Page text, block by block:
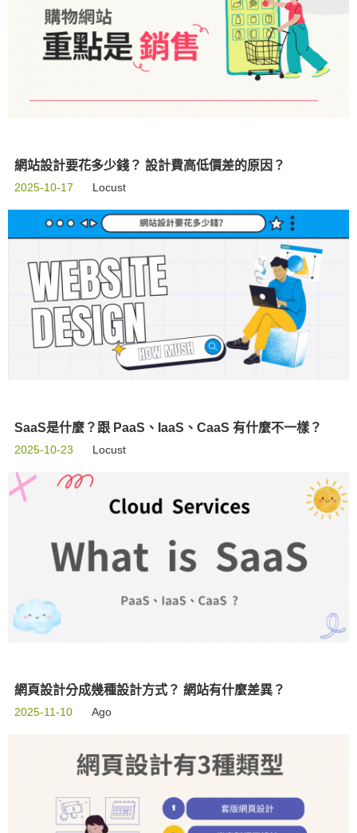
網站設計要花多少錢？ 設計費高低價差的原因？
2025-10-17 Locust
SaaS是什麼？跟 PaaS、IaaS、CaaS 有什麼不一樣？
2025-10-23 Locust
網頁設計分成幾種設計方式？ 網站有什麼差異？
2025-11-10 Ago